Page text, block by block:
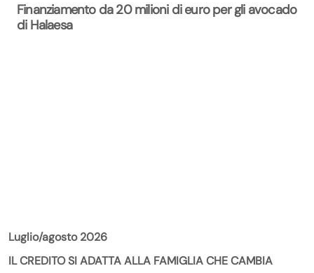
Finanziamento da 20 milioni di euro per gli avocado
di Halaesa
Luglio/agosto 2026
IL CREDITO SI ADATTA ALLA FAMIGLIA CHE CAMBIA